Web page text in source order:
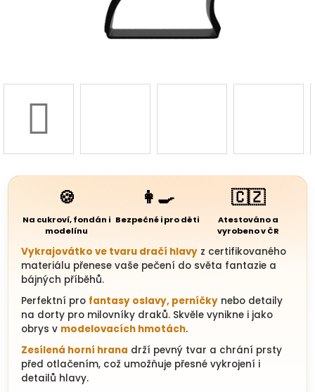
nás
Blog
🍪
Na cukroví, fondán i
modelínu
👩‍🍳
Bezpečné i pro děti
🇨🇿
Atestováno a
vyrobeno v ČR
Vykrajovátko ve tvaru dračí hlavy z certifikovaného
materiálu přenese vaše pečení do světa fantazie a
bájných příběhů.
Perfektní pro fantasy oslavy, perníčky nebo detaily
na dorty pro milovníky draků. Skvěle vynikne i jako
obrys v modelovacích hmotách.
Zesílená horní hrana drží pevný tvar a chrání prsty
před otlačením, což umožňuje přesné vykrojení i
detailů hlavy.